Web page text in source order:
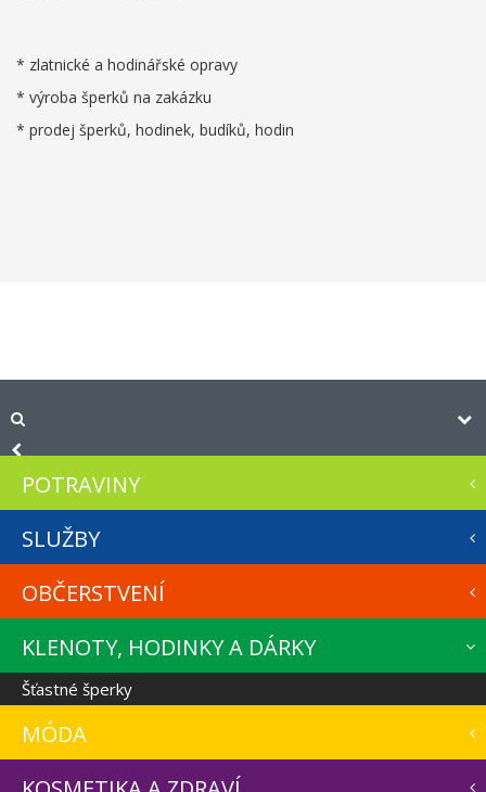
* zlatnické a hodinářské opravy
* výroba šperků na zakázku
* prodej šperků, hodinek, budíků, hodin
POTRAVINY
SLUŽBY
OBČERSTVENÍ
KLENOTY, HODINKY A DÁRKY
Šťastné šperky
MÓDA